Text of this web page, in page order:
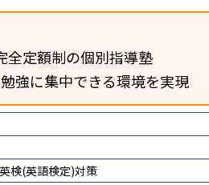
全定額制の個別指導塾
強に集中できる環境を実現
英検(英語検定)対策